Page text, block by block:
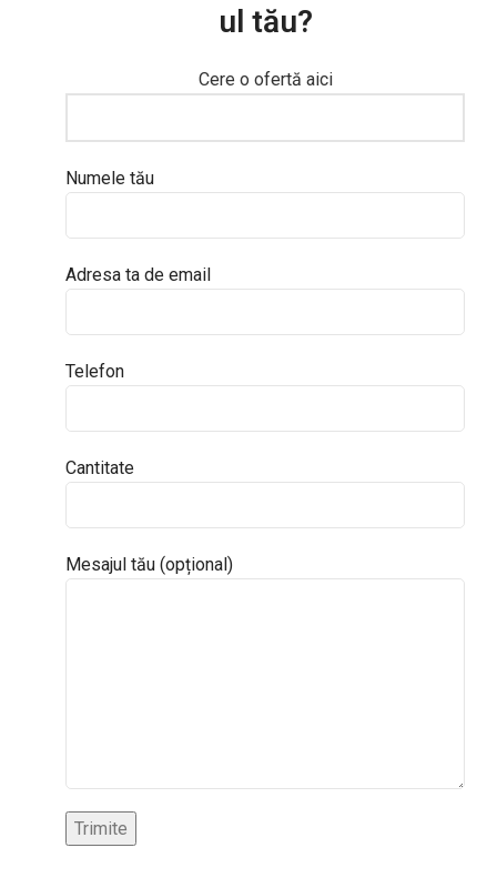
ul tău?
Cere o ofertă aici
Numele tău
Adresa ta de email
Telefon
Cantitate
Mesajul tău (opțional)